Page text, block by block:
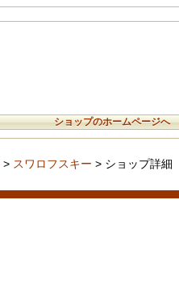
ショップのホームページへ
> スワロフスキー > ショップ詳細